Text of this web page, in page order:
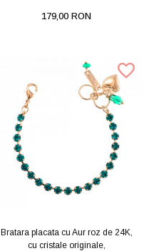
179,00 RON
Bratara placata cu Aur roz de 24K,
cu cristale originale,